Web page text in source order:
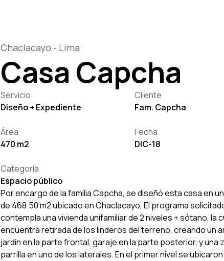
Chaclacayo - Lima
Casa Capcha
Servicio
Diseño + Expediente
Cliente
Fam. Capcha
Área
470 m2
Fecha
DIC-18
Categoría
Espacio público
Por encargo de la familia Capcha, se diseñó esta casa en
de 468.50 m2 ubicado en Chaclacayo, El programa
contempla una vivienda unifamiliar de 2 niveles + sótano, la
encuentra retirada de los linderos del terreno, creando un
jardín en la parte frontal, garaje en la parte posterior, y una
parrilla en uno de los laterales. En el primer nivel se